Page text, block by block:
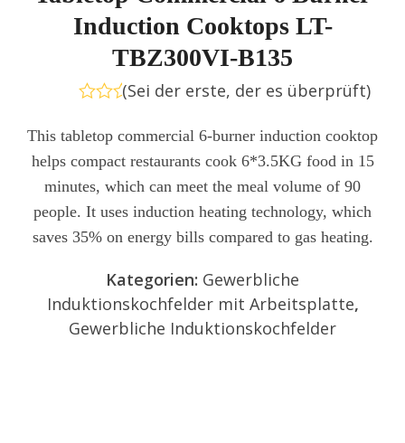
Induction Cooktops LT-
TBZ300VI-B135
mit
von
5
(Sei der erste, der es überprüft)
This tabletop commercial 6-burner induction cooktop
helps compact restaurants cook 6*3.5KG food in 15
minutes, which can meet the meal volume of 90
people. It uses induction heating technology, which
saves 35% on energy bills compared to gas heating.
Kategorien: Gewerbliche
Induktionskochfelder mit Arbeitsplatte,
Gewerbliche Induktionskochfelder